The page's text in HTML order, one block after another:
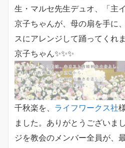
生・マルセ先生デュオ、「主
京子ちゃんが、母の扇を手に
スにアレンジして踊ってくれ
京子ちゃん✨✨✨
千秋楽を、 ライフワークス社
ました。ありがとうございま
ジを教会のメンバー全員が、